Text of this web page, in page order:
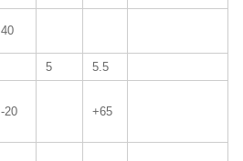
40
5
5.5
-20 +65